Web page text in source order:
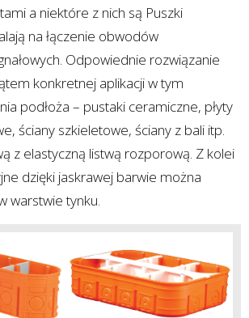
a niektóre z nich są Puszki
na łączenie obwodów
Odpowiednie rozwiązanie
konkretnej aplikacji w tym
podłoża – pustaki ceramiczne, płyty
ściany szkieletowe, ściany z bali itp.
z elastyczną listwą rozporową. Z kolei
dzięki jaskrawej barwie można
warstwie tynku.